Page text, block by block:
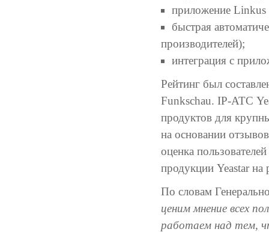
приложение
быстрая
производителей);
интеграция с
Рейтинг был
Funkschau. IP-АТС
продуктов для
на основании
оценка
продукции Yeastar
По словам
ценим мнение всех
работаем над тем,